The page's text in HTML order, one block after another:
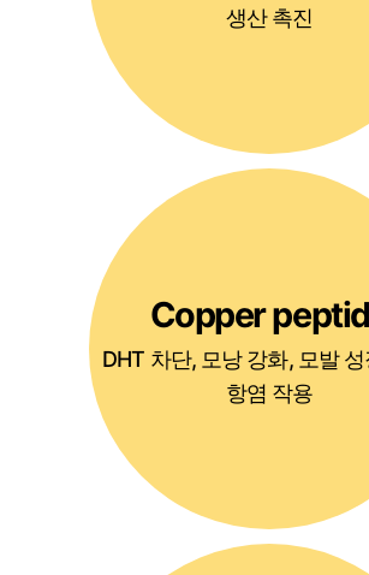
생산 촉진
Copper
DHT 차단, 모낭 강화, 모발
항염 작용